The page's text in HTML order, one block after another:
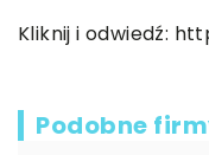
Kliknij i odwiedź:
Podobne